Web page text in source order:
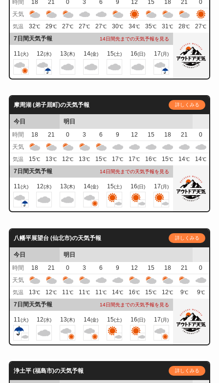
時間
18 21 0 3 6 9 12 15 18 21
0
天気
気温 32℃ 29℃ 27℃ 27℃ 27℃ 30℃ 34℃ 35℃ 31℃ 28℃ 27℃
7日間天気予報 14日間先までの天気予報を見る
11(火) 12(水) 13(木) 14(金) 15(土) 16(日) 17(月)
摩周湖 (弟子屈町)の天気予報 詳しくみる
今日
明日
時間
18 21 0 3 6 9 12 15 18 21
0
天気
気温 15℃ 13℃ 12℃ 13℃ 15℃ 17℃ 17℃ 16℃ 15℃ 14℃ 14℃
7日間天気予報 14日間先までの天気予報を見る
11(火) 12(水) 13(木) 14(金) 15(土) 16(日) 17(月)
八幡平展望台 (仙北市)の天気予報 詳しくみる
今日
明日
時間
18 21 0 3 6 9 12 15 18 21
0
天気
気温 13℃ 12℃ 11℃ 11℃ 11℃ 14℃ 16℃ 15℃ 12℃ 9℃ 9℃
7日間天気予報 14日間先までの天気予報を見る
11(火) 12(水) 13(木) 14(金) 15(土) 16(日) 17(月)
浄土平 (福島市)の天気予報 詳しくみる